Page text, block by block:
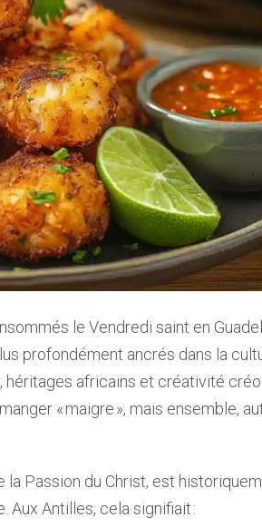
le Vendredi saint en
profondément ancrés dans la
africains et créativité
« maigre », mais ensemble,
Passion du Christ, est
Aux Antilles, cela signifiait :